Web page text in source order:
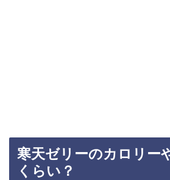
寒天ゼリーのカロリー
くらい？